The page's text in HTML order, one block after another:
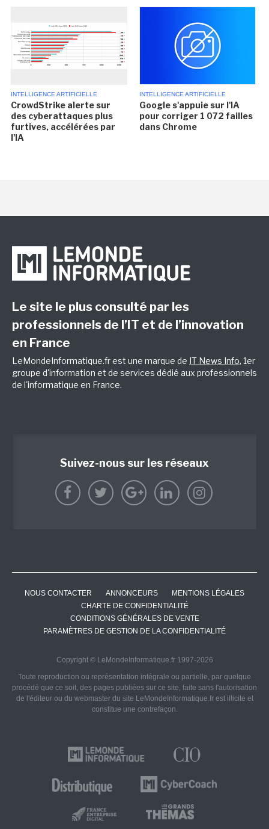
INTELLIGENCE ARTIFICIELLE
CrowdStrike alerte sur
des cyberattaques plus
furtives, accélérées par
l'IA
INTELLIGENCE ARTIFICIELLE
Google s'appuie sur l'IA
pour corriger 1 072 failles
dans Chrome
Le site le plus consulté par les
professionnels de l’IT et de l’innovation
en France
LeMondeInformatique.fr est une marque de IT News Info, 1er
groupe d'information et de services dédié aux professionnels
de l'informatique en France.
Suivez-nous sur les réseaux
NOUS CONTACTER ANNONCEURS
MENTIONS LÉGALES
CHARTE DE CONFIDENTIALITÉ
CONDITIONS GÉNÉRALES DE VENTE
PARAMÈTRES DE GESTION DE LA CONFIDENTIALITÉ
Copyright © LeMondeInformatique.fr 1997-2026
Toute reproduction ou représentation intégrale ou partielle, par quelque
procédé que ce soit, des pages publiées sur ce site, faite sans l'autorisation
de l'éditeur ou du webmaster du site LeMondeInformatique.fr est illicite et
constitue une contrefaçon.